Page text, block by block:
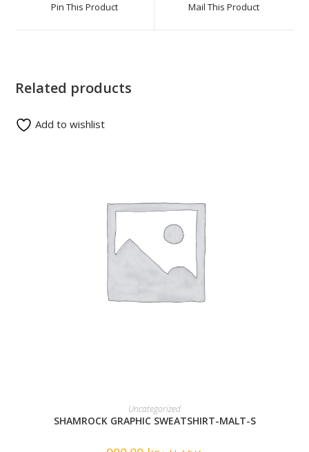
Pin This Product Mail This Product
Related products
READ MORE
Uncategorized
SHAMROCK GRAPHIC SWEATSHIRT-MALT-S
Add to wishlist